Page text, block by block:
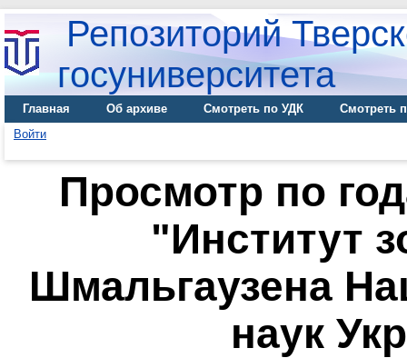
Репозиторий
госуниверситета
Главная Об архиве Смотреть по УДК
Смотреть
Войти
Просмотр по
"Институт
Шмальгаузена
наук